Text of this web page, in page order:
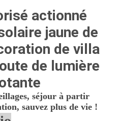
actionné
jaune de
de villa
de lumière
séjour à partir
sauvez plus de vie !